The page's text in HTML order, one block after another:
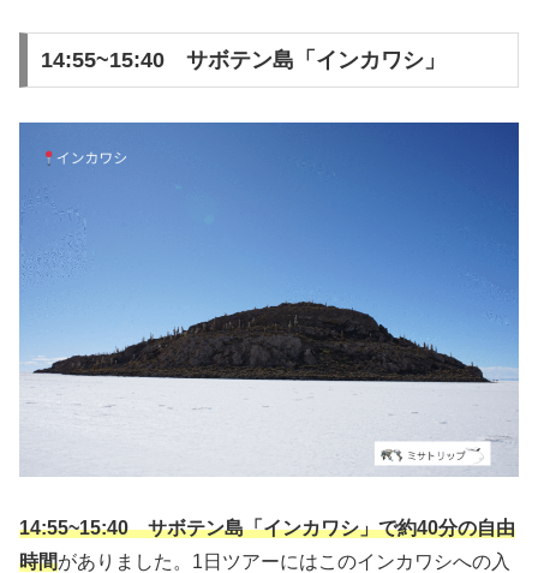
14:55~15:40 サボテン島「インカワシ」
14:55~15:40 サボテン島「インカワシ」で約40分の自由
時間がありました。1日ツアーにはこのインカワシへの入